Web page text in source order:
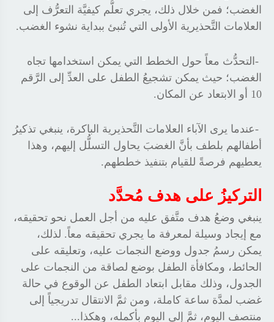
الغضب؛ فمن خلال ذلك، يجري تعلُّم كيفيَّة التعرُّف إلى
العلامات التَّحذيرية الأولى التي تُنبئ ببداية نشوء الغضب.
- التحدُّث معاً حول الخطط التي يمكن استخدامها تجاه
الغضب؛ حيث يمكن تشجيعُ الطفل على العدِّ إلى الرَّقم
10 أو الابتعاد عن المكان
.
-عندما يرى الآباء العلامات التَّحذيرية الباكرة، ينبغي تذكيرُ
أطفالهم بلطف بأنَّ الغضبَ يحاول التسلُّل إليهم، وهذا
يعطيهم فرصةً للقيام بتنفيذ خططهم.
التركيزُ على هدف مُحدَّد
ينبغي وضعُ هدف متَّفق عليه من أجل العمل نحو تحقيقه،
مع إيجاد وسيلة لمعرفة ما يجري تحقيقه معاً. لذلك،
يمكن رسمُ جدول ووضع النجمات عليه، وتعليقه على
الحائط، ومكافأة الطفل بوضع لصاقة من النجمات على
الجدول، وذلك مقابل ابتعاد الطفل عن الوقوع في حالة
غضب لمدَّة ساعة كاملة، ومن ثمَّ الانتقال تدريجياً إلى
منتصف اليوم، ثمَّ إلى اليوم بأكمله، وهكذا ...